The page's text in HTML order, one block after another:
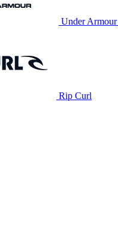
Under Armour
Rip Curl